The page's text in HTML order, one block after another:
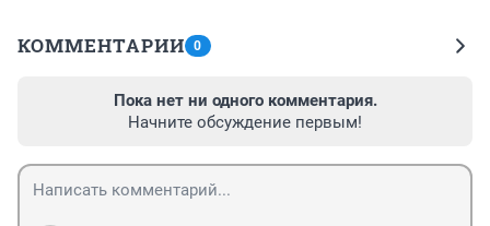
КОММЕНТАРИИ 0
Пока нет ни одного комментария.
Начните обсуждение первым!